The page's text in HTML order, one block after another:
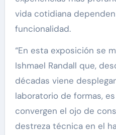
vida cotidiana
funcionalidad.
“En esta exposición se
Ishmael Randall que,
décadas viene
laboratorio de formas,
convergen el ojo de
destreza técnica en el